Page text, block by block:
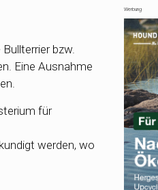
bzw.
Eine Ausnahme
für
werden, wo
Werbung